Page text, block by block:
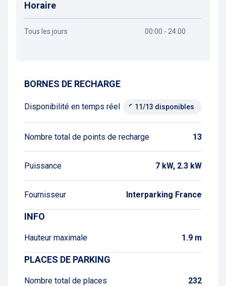
Horaire
Tous les jours 00:00 - 24:00
BORNES DE RECHARGE
Disponibilité en temps réel 11/13 disponibles
Nombre total de points de recharge 13
Puissance 7 kW, 2.3 kW
Fournisseur Interparking France
INFO
Hauteur maximale 1.9 m
PLACES DE PARKING
Nombre total de places 232